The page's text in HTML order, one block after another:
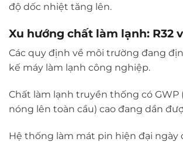
độ dốc nhiệt tăng lên.
Xu hướng chất làm lạnh: R32
Các quy định về môi trường đang
kế máy làm lạnh công nghiệp.
Chất làm lạnh truyền thống có GWP
nóng lên toàn cầu) cao đang dần
Hệ thống làm mát pin hiện đại ngày